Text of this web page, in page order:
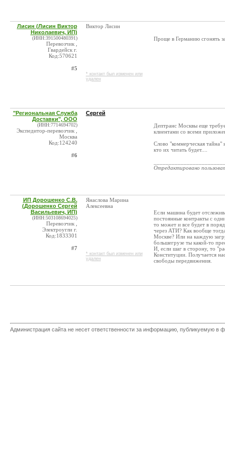
Лисин (Лисин Виктор
Николаевич, ИП)
(ИНН:391500480391)
Перевозчик ,
Гвардейск г.
Код:570621
#5
Виктор Лисин
* контакт был изменен или
удален
Проще в Германию сгонять
"Региональная Служба
Доставки", ООО
(ИНН:7714694702)
Экспедитор-перевозчик ,
Москва
Код:124240
#6
Сергей
Дептранс Москвы еще
клиентами со всеми
Слово "коммерческая
кто их читать будет....
Отредактировано
ИП Дорошенко С.В.
(Дорошенко Сергей
Васильевич, ИП)
(ИНН:503108694025)
Перевозчик ,
Электроугли г.
Код:1833301
#7
Янаслова Марина
Алексеевна
* контакт был изменен или
удален
Если машина будет
постоянные контракты с
то может и все будет в
через АТИ? Как вообще
Москве? Или на каждую
большегрузе ты какой-то
И, если шаг в сторону, то
Конституции. Получается
свободы передвижения.
Администрация сайта не несет ответственности за информацию, публикуемую